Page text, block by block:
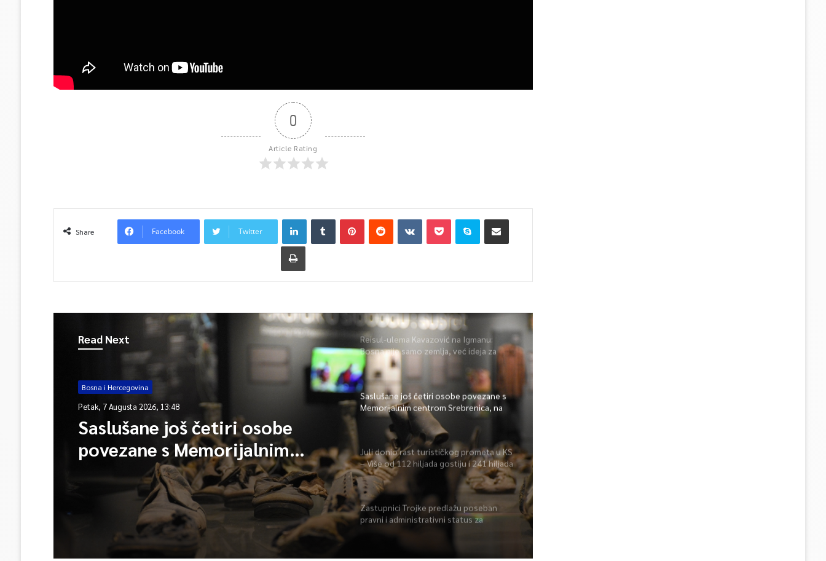
0
Article Rating
Share Facebook Twitter
Read Next
Bosna i Hercegovina
Petak, 7 Augusta 2026, 13:48
Saslušane još četiri osobe
povezane s Memorijalnim
centrom Srebrenica, na spisku
ukupno 26
Reisul-ulema Kavazović na Igmanu:
Bosna nije samo zemlja, već ideja za
koju se živi
Saslušane još četiri osobe povezane s
Memorijalnim centrom Srebrenica, na
spisku ukupno 26
Juli donio rast turističkog prometa u KS
– Više od 112 hiljada gostiju i 241 hiljada
noćenja
Zastupnici Trojke predlažu poseban
pravni i administrativni status za